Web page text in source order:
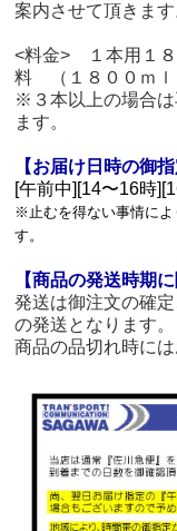
案内させて頂きます
<料金> １本用１
料 （１８００ｍｌ
※３本以上の場合は
ます。
【お届け日時の御
[午前中][14〜16時
※止むを得ない事情によ
す。
【商品の発送時期
発送は御注文の確
の発送となります。
商品の品切れ時に